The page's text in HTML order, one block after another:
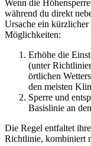
Wenn die
während du direkt
Ursache ein
Möglichkeiten:
Erhöhe die
(unter
örtlichen
den meisten
Sperre und
Basislinie an
Die Regel entfaltet
Richtlinie, kombiniert